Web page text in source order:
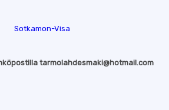
Sotkamon-Visa
tarmolahdesmaki@hotmail.com